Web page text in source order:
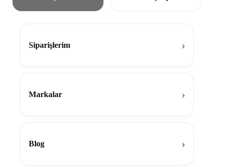
Siparişlerim
Markalar
Blog